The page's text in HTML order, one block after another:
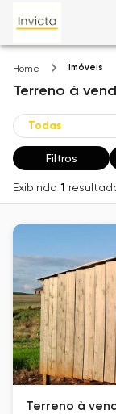
Home Imóveis
Terreno à
Filtros
Exibindo 1
Terreno à